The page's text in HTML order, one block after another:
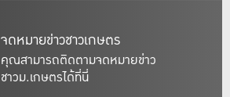
จดหมายข่าวชาวเกษตร
คุณสามารถติดตามจดหมายข่าว
ชาวม.เกษตรได้ที่นี่